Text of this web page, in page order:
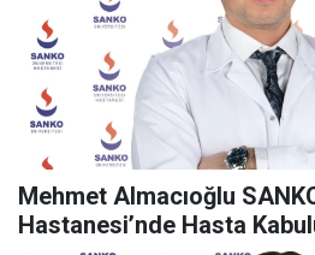
Mehmet Almacıoğlu
Hastanesi’nde Hasta